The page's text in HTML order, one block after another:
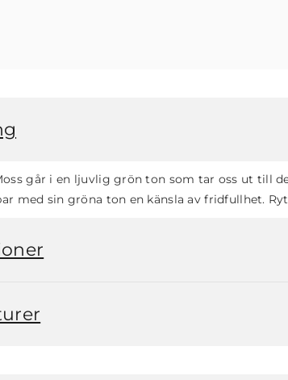
går i en ljuvlig grön ton som tar oss ut till
med sin gröna ton en känsla av fridfullhet.